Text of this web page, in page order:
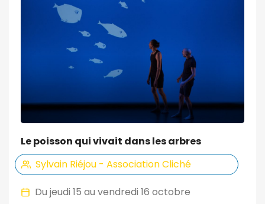
Le poisson qui vivait dans les arbres
Du jeudi 15 au vendredi 16 octobre
Sylvain Riéjou - Association Cliché